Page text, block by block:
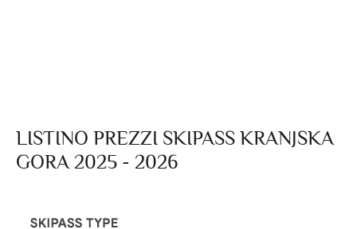
LISTINO PREZZI SKIPASS KRANJSKA
GORA 2025 - 2026